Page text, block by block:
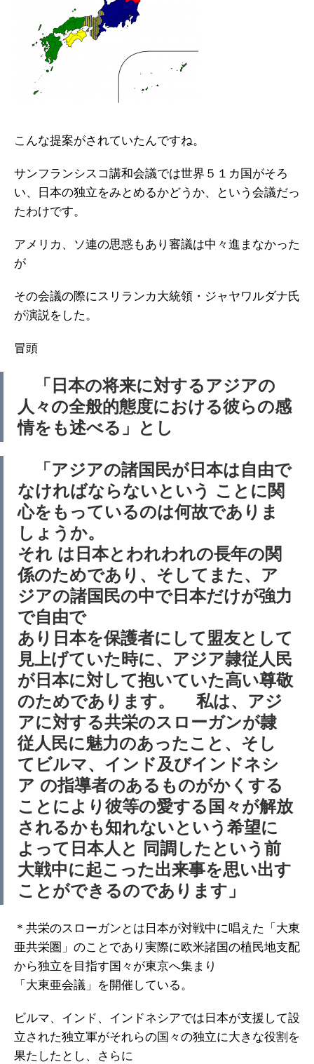
こんな提案がされていたんですね。
サンフランシスコ講和会議では世界５１カ国がそろ
い、日本の独立をみとめるかどうか、という会議だっ
たわけです。
アメリカ、ソ連の思惑もあり審議は中々進まなかった
が
その会議の際にスリランカ大統領・ジャヤワルダナ氏
が演説をした。
冒頭
「日本の将来に対するアジアの
人々の全般的態度における彼らの感
情をも述べる」とし
「アジアの諸国民が日本は自由で
なければならないという ことに関
心をもっているのは何故でありま
しょうか。
それ は日本とわれわれの長年の関
係のためであり、そしてまた、ア
ジアの諸国民の中で日本だけが強力
で自由で
あり日本を保護者にして盟友として
見上げていた時に、アジア隷従人民
が日本に対して抱いていた高い尊敬
のためであります。 私は、アジ
アに対する共栄のスローガンが隷
従人民に魅力のあったこと、そし
てビルマ、インド及びインドネシ
ア の指導者のあるものがかくする
ことにより彼等の愛する国々が解放
されるかも知れないという希望に
よって日本人と 同調したという前
大戦中に起こった出来事を思い出す
ことができるのであります」
＊共栄のスローガンとは日本が対戦中に唱えた「大東
亜共栄圏」のことであり実際に欧米諸国の植民地支配
から独立を目指す国々が東京へ集まり
「大東亜会議」を開催している。
ビルマ、インド、インドネシアでは日本が支援して設
立された独立軍がそれらの国々の独立に大きな役割を
果たしたとし、さらに